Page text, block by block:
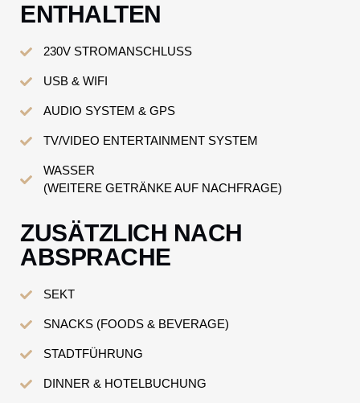
ENTHALTEN
230V STROMANSCHLUSS
USB & WIFI
AUDIO SYSTEM & GPS
TV/VIDEO ENTERTAINMENT SYSTEM
WASSER
(WEITERE GETRÄNKE AUF NACHFRAGE)
ZUSÄTZLICH NACH
ABSPRACHE
SEKT
SNACKS (FOODS & BEVERAGE)
STADTFÜHRUNG
DINNER & HOTELBUCHUNG